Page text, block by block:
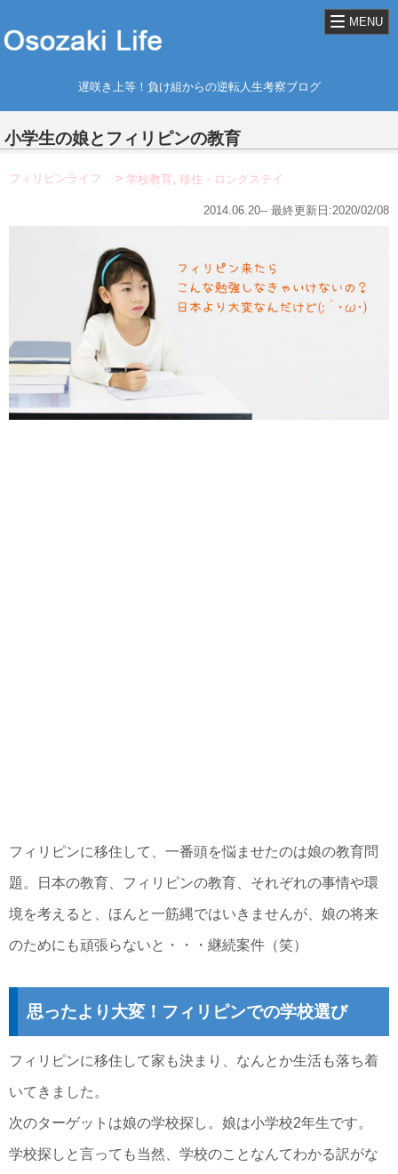
MENU
遅咲き上等！負け組からの逆転人生考察ブログ
小学生の娘とフィリピンの教育
フィリピンライフ 学校教育, 移住・ロングステイ
2014.06.20-- 最終更新日:2020/02/08
フィリピンに移住して、一番頭を悩ませたのは娘の教育問
題。日本の教育、フィリピンの教育、それぞれの事情や環
境を考えると、ほんと一筋縄ではいきませんが、娘の将来
のためにも頑張らないと・・・継続案件（笑）
思ったより大変！フィリピンでの学校選び
フィリピンに移住して家も決まり、なんとか生活も落ち着
いてきました。
次のターゲットは娘の学校探し。娘は小学校2年生です。
学校探しと言っても当然、学校のことなんてわかる訳がな